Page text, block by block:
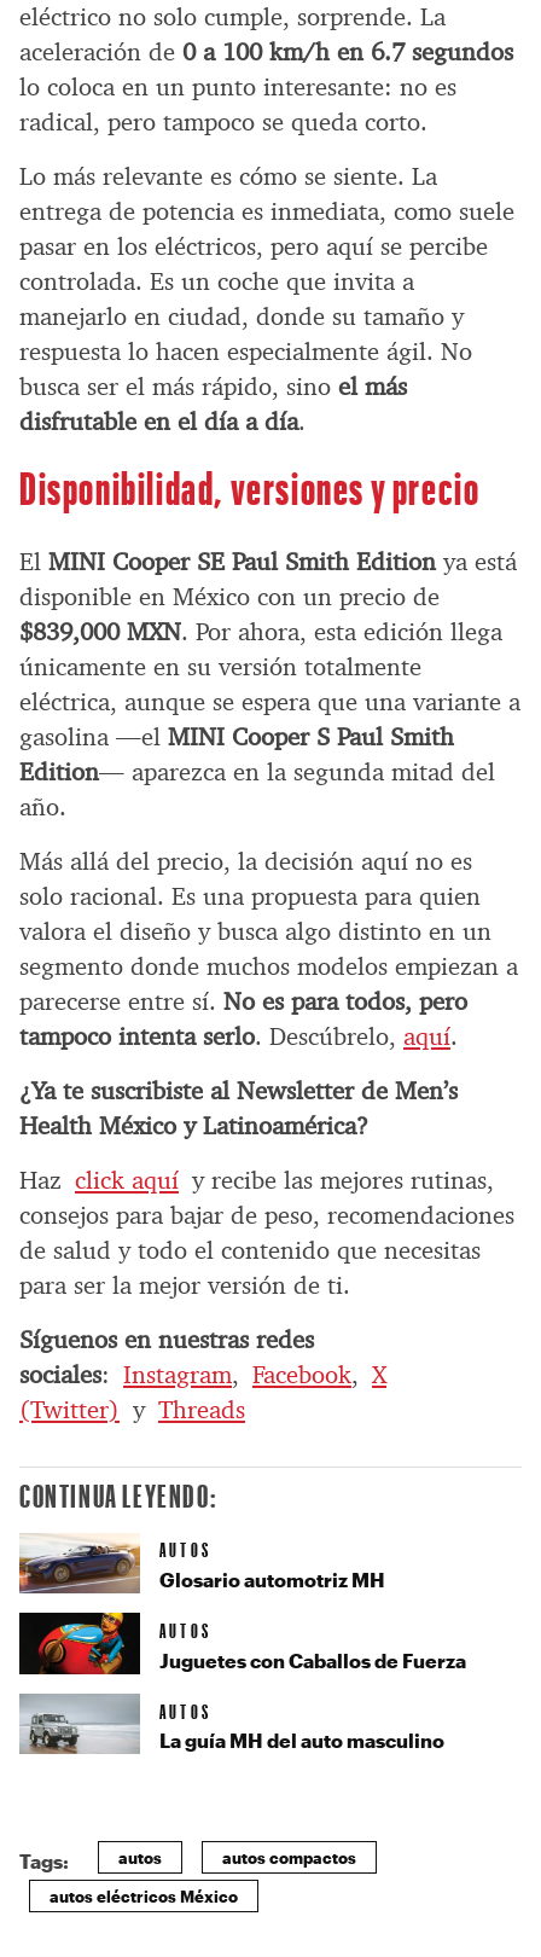
eléctrico no solo cumple, sorprende. La
aceleración de 0 a 100 km/h en 6.7 segundos
lo coloca en un punto interesante: no es
radical, pero tampoco se queda corto.
Lo más relevante es cómo se siente. La
entrega de potencia es inmediata, como suele
pasar en los eléctricos, pero aquí se percibe
controlada. Es un coche que invita a
manejarlo en ciudad, donde su tamaño y
respuesta lo hacen especialmente ágil. No
busca ser el más rápido, sino el más
disfrutable en el día a día.
Disponibilidad, versiones y precio
El MINI Cooper SE Paul Smith Editionya está
disponible en México con un precio de
$839,000 MXN. Por ahora, esta edición llega
únicamente en su versión totalmente
eléctrica, aunque se espera que una variante a
gasolina —el MINI Cooper S Paul Smith
Edition— aparezca en la segunda mitad del
año.
Más allá del precio, la decisión aquí no es
solo racional. Es una propuesta para quien
valora el diseño y busca algo distinto en un
segmento donde muchos modelos empiezan a
parecerse entre sí. No es para todos, pero
tampoco intenta serlo. Descúbrelo, aquí.
¿Ya te suscribiste al Newsletter de Men’s
Health México y Latinoamérica?
Haz click aquí y recibe las mejores rutinas,
consejos para bajar de peso, recomendaciones
de salud y todo el contenido que necesitas
para ser la mejor versión de ti.
Síguenos en nuestras redes
sociales: Instagram, Facebook,X
(Twitter) y Threads
CONTINUA LEYENDO:
AUTOS
Glosario automotriz MH
AUTOS
Juguetes con Caballos de Fuerza
AUTOS
La guía MH del auto masculino
Tags: autos autos compactos
autos eléctricos México